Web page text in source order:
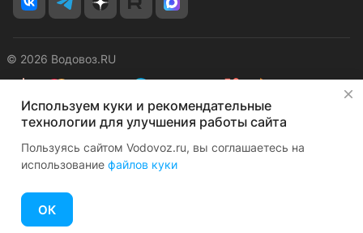
© 2026 Водовоз.RU
КонфиденциальностьОферта
Главная
Используем куки и рекомендательные
технологии для улучшения работы сайта
Пользуясь сайтом Vodovoz.ru, вы соглашаетесь на
использование файлов куки
ОК